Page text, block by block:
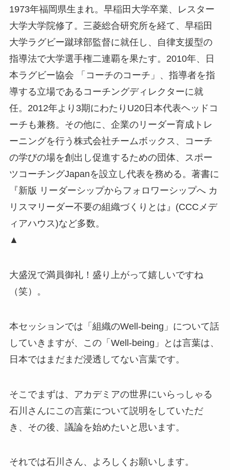
1973年福岡県生まれ。早稲田大学卒業、レスター
大学大学院修了。三菱総合研究所を経て、早稲田
大学ラグビー蹴球部監督に就任し、自律支援型の
指導法で大学選手権二連覇を果たす。2010年、日
本ラグビー協会 「コーチのコーチ」、指導者を指
導する立場であるコーチングディレクターに就
任。2012年より3期にわたりU20日本代表ヘッドコ
ーチも兼務。その他に、企業のリーダー育成トレ
ーニングを行う株式会社チームボックス、コーチ
の学びの場を創出し促進するための団体、スポー
ツコーチングJapanを設立し代表を務める。著書に
『新版 リーダーシップからフォロワーシップへ カ
リスマリーダー不要の組織づくりとは』(CCCメデ
ィアハウス)など多数。
▲
大盛況で満員御礼！盛り上がって嬉しいですね
（笑）。
本セッションでは「組織のWell-being」について話
していきますが、この「Well-being」とは言葉は、
日本ではまだまだ浸透してない言葉です。
そこでまずは、アカデミアの世界にいらっしゃる
石川さんにこの言葉について説明をしていただ
き、その後、議論を始めたいと思います。
それでは石川さん、よろしくお願いします。